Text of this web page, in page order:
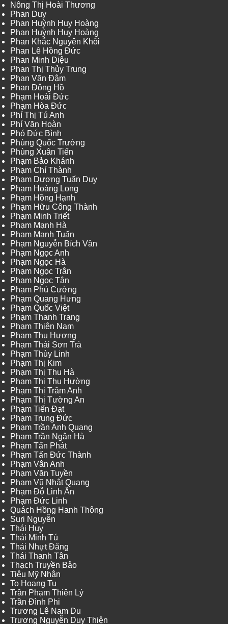
Nông Thị Hoài Thương
Phan Duy
Phan Huỳnh Huy Hoàng
Phan Huỳnh Huy Hoàng
Phan Khắc Nguyên Khôi
Phan Lê Hồng Đức
Phan Minh Diệu
Phan Thị Thủy Trung
Phan Văn Đậm
Phan Đông Hồ
Phạm Hoài Đức
Phạm Hòa Đức
Phí Thị Tú Anh
Phí Văn Hoàn
Phó Đức Bình
Phùng Quốc Trường
Phùng Xuân Tiến
Phạm Bảo Khánh
Phạm Chí Thành
Phạm Dương Tuấn Duy
Phạm Hoàng Long
Phạm Hồng Hạnh
Phạm Hữu Công Thành
Phạm Minh Triết
Phạm Mạnh Hà
Phạm Mạnh Tuấn
Phạm Nguyễn Bích Vân
Phạm Ngọc Anh
Phạm Ngọc Hà
Phạm Ngọc Trân
Phạm Ngọc Tân
Phạm Phú Cường
Phạm Quang Hưng
Phạm Quốc Việt
Phạm Thanh Trang
Phạm Thiên Nam
Phạm Thu Hương
Phạm Thái Sơn Trà
Phạm Thùy Linh
Phạm Thị Kim
Phạm Thị Thu Hà
Phạm Thị Thu Hường
Phạm Thị Trâm Anh
Phạm Thị Tường An
Phạm Tiến Đạt
Phạm Trung Đức
Phạm Trần Anh Quang
Phạm Trần Ngân Hà
Phạm Tấn Phát
Phạm Tấn Đức Thành
Phạm Vân Anh
Phạm Văn Tuyền
Phạm Vũ Nhật Quang
Phạm Đỗ Linh Ấn
Phạm Đức Linh
Quách Hồng Hanh Thông
Suri Nguyễn
Thái Huy
Thái Minh Tú
Thái Nhựt Đăng
Thái Thanh Tân
Thạch Truyền Bảo
Tiêu Mỹ Nhân
To Hoang Tu
Trần Phạm Thiên Lý
Trần Đình Phi
Trương Lê Nam Du
Trương Nguyễn Duy Thiện